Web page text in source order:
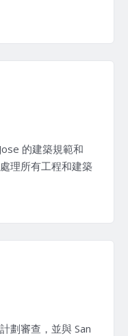
的建築規範和
理所有工程和建築
劃審查，並與 San